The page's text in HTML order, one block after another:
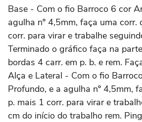
Base - Com o fio Barroco 6 cor
agulha nº 4,5mm, faça uma corr.
corr. para virar e trabalhe
Terminado o gráfico faça na
bordas 4 carr. em p. b. e rem.
Alça e Lateral - Com o fio
Profundo, e a agulha nº 4,5mm,
p. mais 1 corr. para virar e
cm do início do trabalho rem.